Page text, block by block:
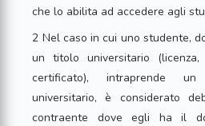
che lo abilita ad accedere agli
2 Nel caso in cui uno studente,
un titolo universitario
certificato), intraprende
universitario, è considerato
contraente dove egli ha il